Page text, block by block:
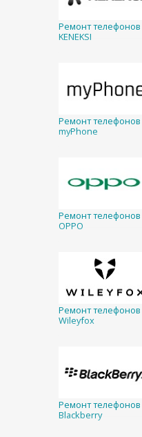
Ремонт телефонов
KENEKSI
Ремонт телефонов
myPhone
Ремонт телефонов
OPPO
Ремонт телефонов
Wileyfox
Ремонт телефонов
Blackberry